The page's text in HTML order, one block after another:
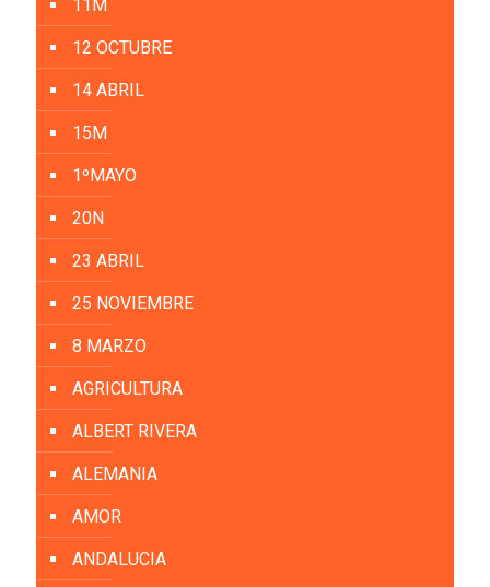
11M
12 OCTUBRE
14 ABRIL
15M
1ºMAYO
20N
23 ABRIL
25 NOVIEMBRE
8 MARZO
AGRICULTURA
ALBERT RIVERA
ALEMANIA
AMOR
ANDALUCIA